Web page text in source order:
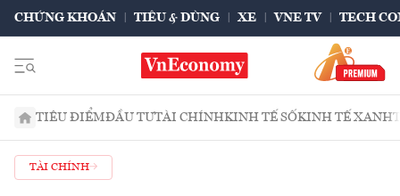
CHỨNG KHOÁN TIÊU & DÙNG XE VNE TV TECH
TIÊU ĐIỂMĐẦU TƯTÀI CHÍNHKINH TẾ SỐKINH TẾ XANH
TÀI CHÍNH